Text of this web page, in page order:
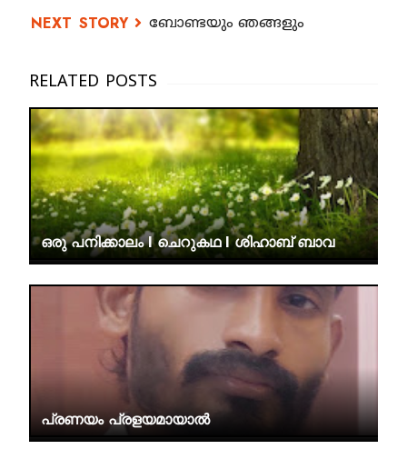
ബോണ്ടയും ഞങ്ങളും
ഒരു പനിക്കാലം I ചെറുകഥ I ശിഹാബ് ബാവ
പ്രണയം പ്രളയമായാല്‍